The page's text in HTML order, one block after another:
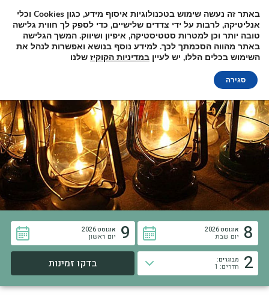
למידע והזמנות
02-5347000
8 אוגוסט 2026
יום שבת 9 אוגוסט 2026
יום ראשון
2 מבוגרים:
חדרים: 1
באתר זה נעשה שימוש בטכנולוגיות איסוף מידע, כגון Cookies וכלי
אנליטיקה, לרבות על ידי צדדים שלישיים, כדי לספק לך חווית גלישה
טובה יותר וכן למטרות סטטיסטיקה, איפיון ושיווק. המשך הגלישה
באתר מהווה הסכמתך לכך. למידע נוסף בנושא ואפשרות לנהל את
השימוש בכלים הללו, יש לעיין במדיניות הקוקיז שלנו
סגירה